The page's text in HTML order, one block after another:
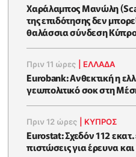
Χαράλαμπος Μανώλη
της επιδότησης δεν
θαλάσσια σύνδεση
Πριν 11 ώρες ΕΛΛΆΔΑ
Eurobank: Ανθεκτική η
γεωπολιτικό σοκ στη
Πριν 12 ώρες ΚΥΠΡΟΣ
Eurostat: Σχεδόν 112
πιστώσεις για έρευνα